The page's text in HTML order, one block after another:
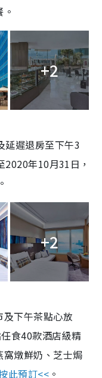
+2
延遲退房至下午3
年10月31日，
。
+2
下午茶點心放
食40款酒店級精
燉鮮奶、芝士焗
此預訂<< 。